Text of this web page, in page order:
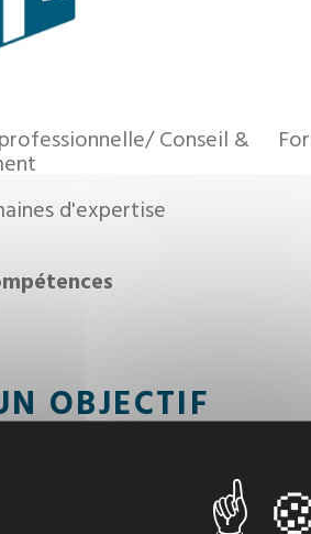
Conseil &
d'expertise
OBJECTIF
signifie ? Tout
de formation dans